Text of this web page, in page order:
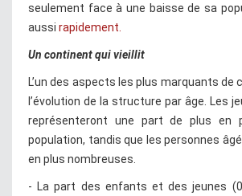
seulement face à une baisse de sa
aussi rapidement.
Un continent qui vieillit
L’un des aspects les plus marquants de
l’évolution de la structure par âge. Les
représenteront une part de plus en
population, tandis que les personnes
en plus nombreuses.
- La part des enfants et des jeunes